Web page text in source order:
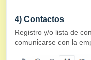
4) Contactos
Registro y/o lista de
comunicarse con la